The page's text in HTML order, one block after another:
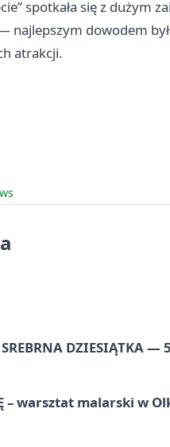
spotkała się z dużym
najlepszym dowodem
atrakcji.
DZIESIĄTKA —
– warsztat malarski w